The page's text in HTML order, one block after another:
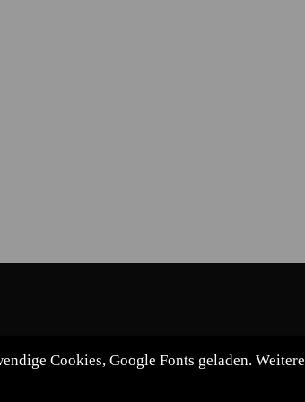
Cookies, Google Fonts geladen. Weitere